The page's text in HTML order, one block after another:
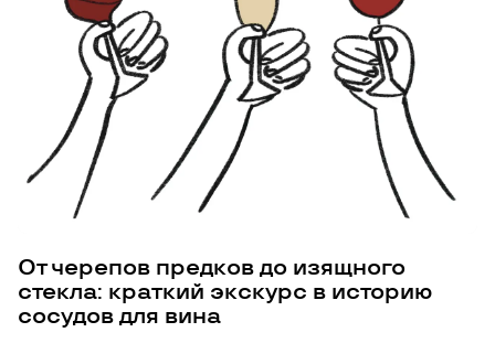
От черепов предков до изящного
стекла: краткий экскурс в историю
сосудов для вина